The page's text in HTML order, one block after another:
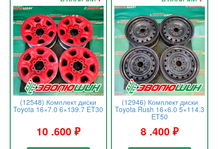
(12548) Комплект диски
Toyota 16×7.0 6×139.7 ET30
10 .600 ₽
(12946) Комплект диски
Toyota Rush 16×6.0 5×114.3
ET50
8 .400₽